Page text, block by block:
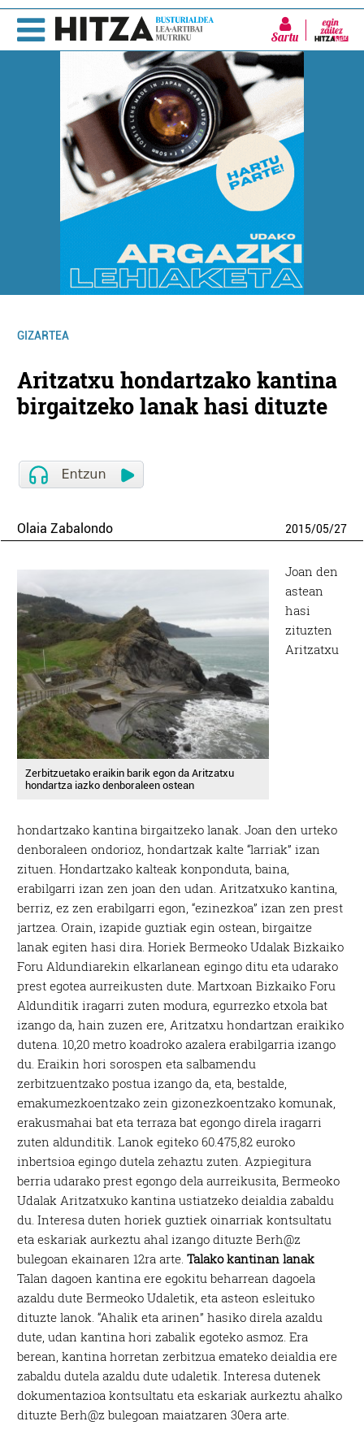
Sartu
GIZARTEA
Aritzatxu hondartzako kantina
birgaitzeko lanak hasi dituzte
Olaia Zabalondo 2015/05/27
Zerbitzuetako eraikin barik egon da Aritzatxu
hondartza iazko denboraleen ostean
Joan den
astean
hasi
zituzten
Aritzatxu
hondartzako kantina birgaitzeko lanak. Joan den urteko
denboraleen ondorioz, hondartzak kalte “larriak” izan
zituen. Hondartzako kalteak konponduta, baina,
erabilgarri izan zen joan den udan. Aritzatxuko kantina,
berriz, ez zen erabilgarri egon, “ezinezkoa” izan zen prest
jartzea. Orain, izapide guztiak egin ostean, birgaitze
lanak egiten hasi dira. Horiek Bermeoko Udalak Bizkaiko
Foru Aldundiarekin elkarlanean egingo ditu eta udarako
prest egotea aurreikusten dute. Martxoan Bizkaiko Foru
Aldunditik iragarri zuten modura, egurrezko etxola bat
izango da, hain zuzen ere, Aritzatxu hondartzan eraikiko
dutena. 10,20 metro koadroko azalera erabilgarria izango
du. Eraikin hori sorospen eta salbamendu
zerbitzuentzako postua izango da, eta, bestalde,
emakumezkoentzako zein gizonezkoentzako komunak,
erakusmahai bat eta terraza bat egongo direla iragarri
zuten aldunditik. Lanok egiteko 60.475,82 euroko
inbertsioa egingo dutela zehaztu zuten. Azpiegitura
berria udarako prest egongo dela aurreikusita, Bermeoko
Udalak Aritzatxuko kantina ustiatzeko deialdia zabaldu
du. Interesa duten horiek guztiek oinarriak kontsultatu
eta eskariak aurkeztu ahal izango dituzte Berh@z
bulegoan ekainaren 12ra arte.Talako kantinan lanak
Talan dagoen kantina ere egokitu beharrean dagoela
azaldu dute Bermeoko Udaletik, eta asteon esleituko
dituzte lanok. “Ahalik eta arinen” hasiko direla azaldu
dute, udan kantina hori zabalik egoteko asmoz. Era
berean, kantina horretan zerbitzua emateko deialdia ere
zabaldu dutela azaldu dute udaletik. Interesa dutenek
dokumentazioa kontsultatu eta eskariak aurkeztu ahalko
dituzte Berh@z bulegoan maiatzaren 30era arte.